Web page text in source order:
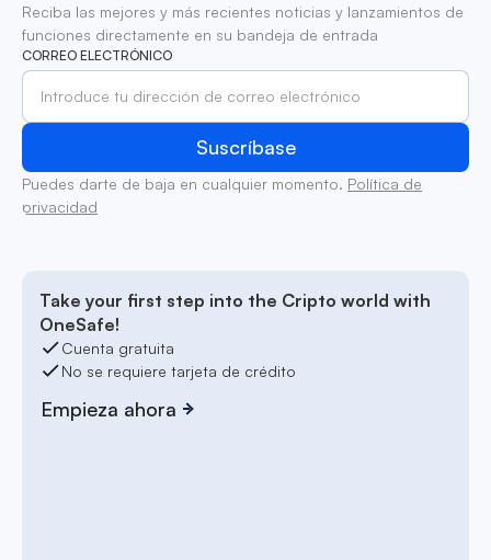
Reciba las mejores y más recientes noticias y lanzamientos de
funciones directamente en su bandeja de entrada
CORREO ELECTRÓNICO
Puedes darte de baja en cualquier momento. Política de
privacidad
Take your first step into the Cripto world with
OneSafe!
Cuenta gratuita
No se requiere tarjeta de crédito
Empieza ahora